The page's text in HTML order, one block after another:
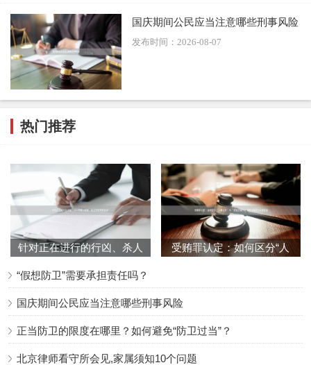
为避免假想防卫带来的法律风险，建议公民在采取防卫行为
前应尽量确认是否存在真实的不法侵害。在情况不明时，优
先选择报警、躲避等替代方案，而非直接采取可能造成伤害
的"防卫"措施。特别是在对方没有使用暴力或暴力威胁不明
原则，既考虑行为人的主观认识状态，也考察客观上的合理
性和必要性。同时也会兼顾法理与人情，在维护法律权威的
同时，充分考虑案件发生的具体情境。
总之，假想防卫不是"免责金牌"，行为人可能需承担相应的
们在保护自身权益的同时，避免因误解而触犯法律。公民应
当增强法律意识，在面临潜在危险时既要有勇气保护自己，
也要有智慧准确判断形势，真正做到知法、懂法、守法。
国庆期间公民应当注意哪些刑事风险
发布时间：2026-08-07
热门推荐
针对正在进行的行凶、杀人
规
受贿罪认定：如何区分“人
“假想防卫”需要承担责任吗？
国庆期间公民应当注意哪些刑事风险
正当防卫的限度在哪里？如何避免“防卫过当”？
北京律师看守所会见,家属须知10个问题